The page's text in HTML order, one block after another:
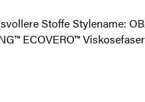
Stoffe Stylename:
ECOVERO™